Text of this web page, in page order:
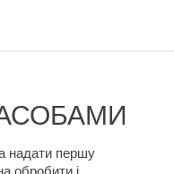
надати першу
обробити і